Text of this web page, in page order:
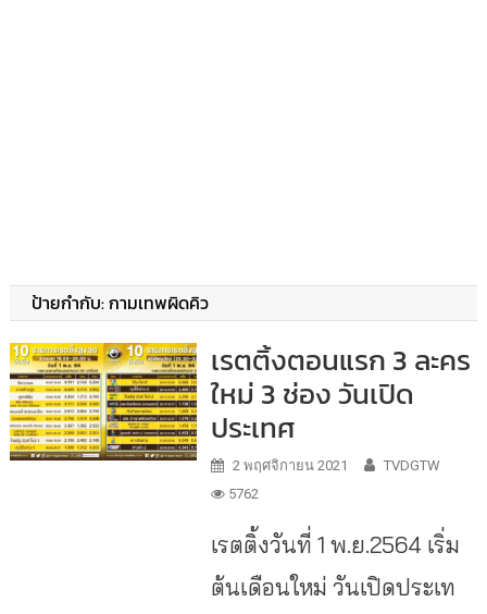
ป้ายกำกับ:กามเทพผิดคิว
เรตติ้งตอนแรก 3 ละคร
ใหม่ 3 ช่อง วันเปิด
ประเทศ
2 พฤศจิกายน 2021
TVDGTW
5762
เรตติ้งวันที่ 1 พ.ย.2564 เริ่ม
ต้นเดือนใหม่ วันเปิดประเท